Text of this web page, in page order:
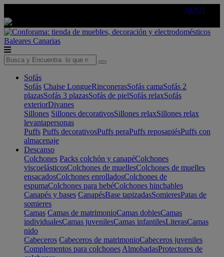
AQUÍ
Baleares Canarias
Sofás
Sofás Chaise LongueRinconerasSofás camaSofás 2
plazasSofás 3 plazasSofás de pielSofás relaxSofás
exteriorDivanes
Sillones Sillones decorativosSillones relaxSillones relax
levantapersonas
Puffs Puffs decorativosPuffs peraPuffs reposapiésPuffs con
almacenaje
Descanso
Colchones Packs colchón y canapéColchones
viscoelásticosColchones de muellesColchones de muelles
ensacadosColchones enrolladosColchones de
espumaColchones para bebéColchones hinchables
Canapés y bases CanapésBase tapizadasSomieresPatas de
somieres
Camas Camas de matrimonioCamas doblesCamas
individualesCamas juvenilesCamas infantilesLiterasCamas
nido
Cabeceros Cabeceros de matrimonioCabeceros juveniles
Complementos para colchones AlmohadasProtectores de